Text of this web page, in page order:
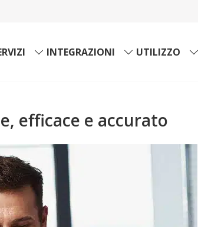
INTEGRAZIONI UTILIZZO
efficace e accurato